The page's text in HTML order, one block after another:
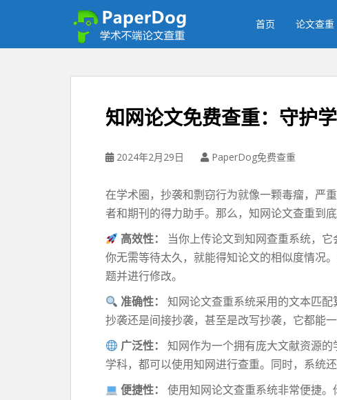
首页 论文查重
知网论文免费查重：守护
2024年2月29日 PaperDog免费查重
在学术圈，抄袭和剽窃行为就像一颗毒瘤，严
者和期刊的得力助手。那么，知网论文查重到
高效性：
当你上传论文到知网查重系统，
你无需等待太久，就能得知论文的相似度情况
题并进行修改。
准确性：
知网论文查重系统采用的文本匹
抄袭还是间接抄袭，甚至是改写抄袭，它都能
广泛性：
知网作为一个拥有庞大文献资源
学科，都可以使用知网进行查重。同时，系统
便捷性：
使用知网论文查重系统非常便捷